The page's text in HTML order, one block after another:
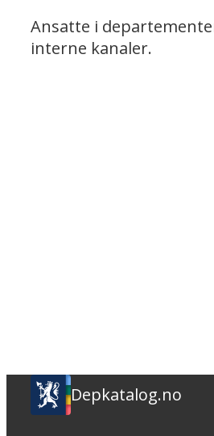
Ansatte i
interne kanaler.
Depkatalog.no